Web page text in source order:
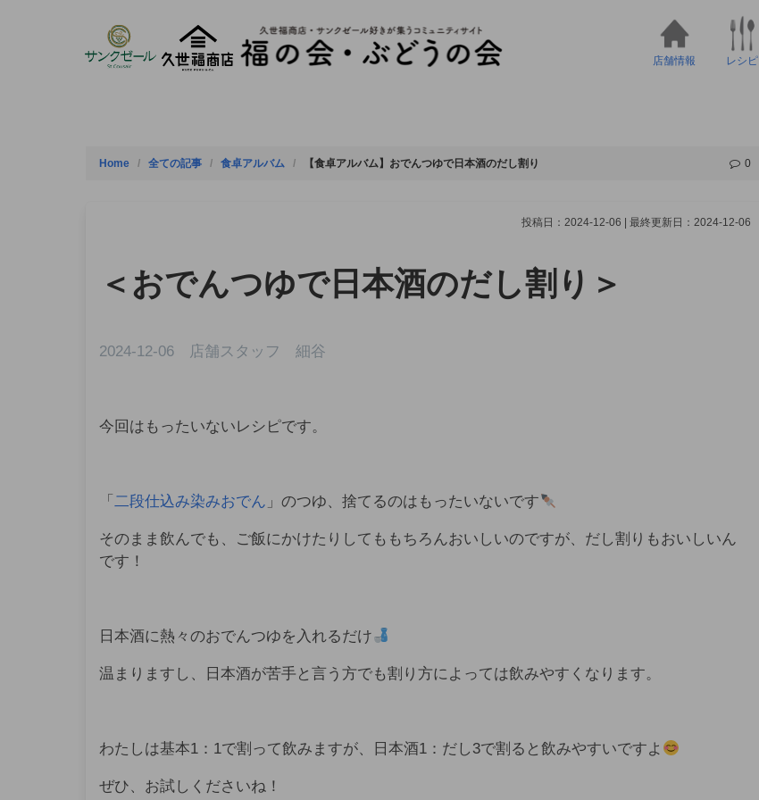
店舗情報 レシピ
Home 全ての記事 食卓アルバム 【食卓アルバム】おでんつゆで日本酒のだし割り 0
投稿日：2024-12-06 | 最終更新日：2024-12-06
＜おでんつゆで日本酒のだし割り＞
2024-12-06 店舗スタッフ 細谷
今回はもったいないレシピです。
「 二段仕込み染みおでん 」のつゆ、捨てるのはもったいないです
そのまま飲んでも、ご飯にかけたりしてももちろんおいしいのですが、だし割りもおいしいん
です！
日本酒に熱々のおでんつゆを入れるだけ
温まりますし、日本酒が苦手と言う方でも割り方によっては飲みやすくなります。
わたしは基本1：1で割って飲みますが、日本酒1：だし3で割ると飲みやすいですよ
ぜひ、お試しくださいね！